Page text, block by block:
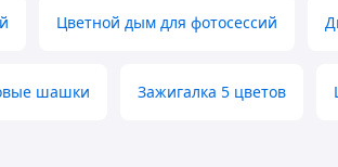
Цветной дым для фотосессий
шашки Зажигалка 5 цветов